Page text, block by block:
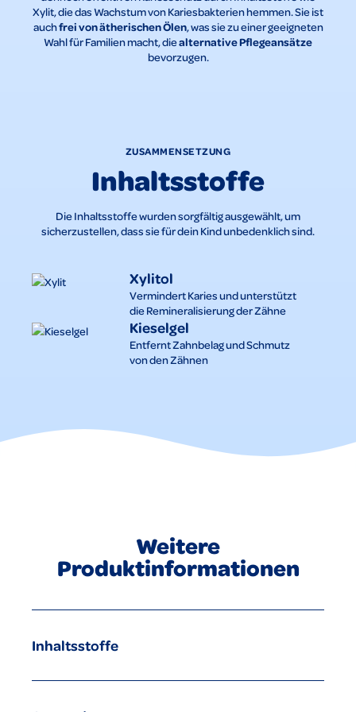
Xylit, die das Wachstum von Kariesbakterien hemmen. Sie ist
auchfrei von ätherischen Ölen, was sie zu einer geeigneten
Wahl für Familien macht, diealternative Pflegeansätze
bevorzugen.
ZUSAMMENSETZUNG
Inhaltsstoffe
Die Inhaltsstoffe wurden sorgfältig ausgewählt, um
sicherzustellen, dass sie für dein Kind unbedenklich sind.
Xylitol
Vermindert Karies und unterstützt
die Remineralisierung der Zähne
Kieselgel
Entfernt Zahnbelag und Schmutz
von den Zähnen
Weitere
Produktinformationen
Inhaltsstoffe